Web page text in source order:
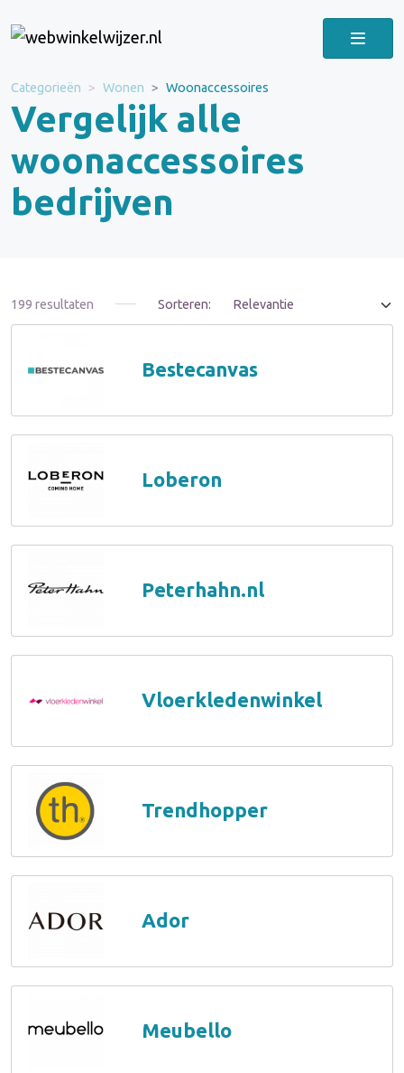
Categorieën Wonen Woonaccessoires
Vergelijk alle
woonaccessoires
bedrijven
199 resultaten Sorteren:
Bestecanvas
Loberon
Peterhahn.nl
Vloerkledenwinkel
Trendhopper
Ador
Meubello